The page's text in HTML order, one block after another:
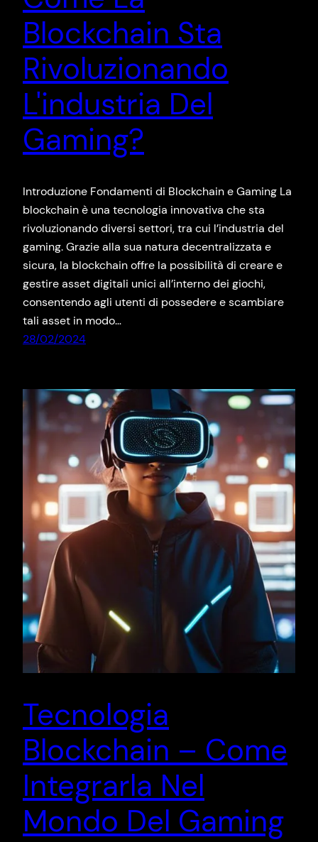
Blockchain Sta
Rivoluzionando
L'industria Del
Gaming?
Introduzione Fondamenti di Blockchain e Gaming La
blockchain è una tecnologia innovativa che sta
rivoluzionando diversi settori, tra cui l’industria del
gaming. Grazie alla sua natura decentralizzata e
sicura, la blockchain offre la possibilità di creare e
gestire asset digitali unici all’interno dei giochi,
consentendo agli utenti di possedere e scambiare
tali asset in modo…
28/02/2024
Tecnologia
Blockchain – Come
Integrarla Nel
Mondo Del Gaming